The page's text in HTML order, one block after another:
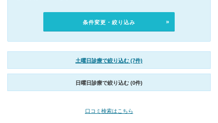
条件変更・絞り込み
土曜日診療で絞り込む (7件)
日曜日診療で絞り込む (0件)
口コミ検索はこちら